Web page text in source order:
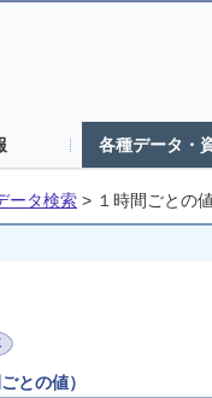
各種データ・
ータ検索 > １時間ごとの
との値）